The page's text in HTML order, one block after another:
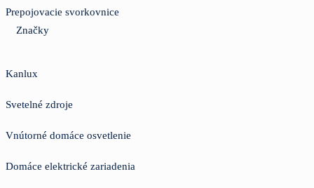
Prepojovacie svorkovnice
Značky
Kanlux
Svetelné zdroje
Vnútorné domáce osvetlenie
Domáce elektrické zariadenia